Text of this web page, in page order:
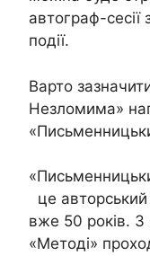
автограф-
події.
Варто
Незломима»
це
вже 50 років.
«Методі»